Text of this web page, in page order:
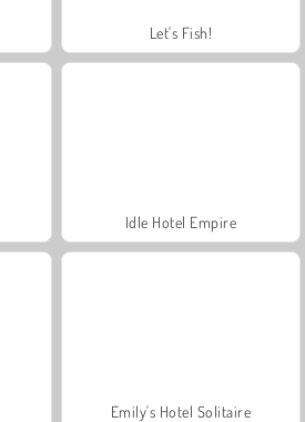
Let's Fish!
Idle Hotel Empire
Emily's Hotel Solitaire